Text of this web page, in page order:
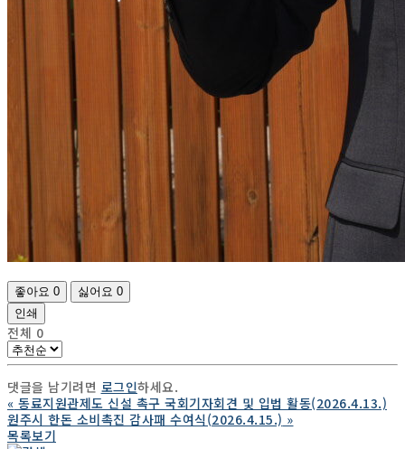
좋아요 0 싫어요 0
인쇄
전체 0
댓글을 남기려면 로그인하세요.
« 동료지원관제도 신설 촉구 국회기자회견 및 입법 활동(2026.4.13.)
원주시 한돈 소비촉진 감사패 수여식(2026.4.15.) »
목록보기